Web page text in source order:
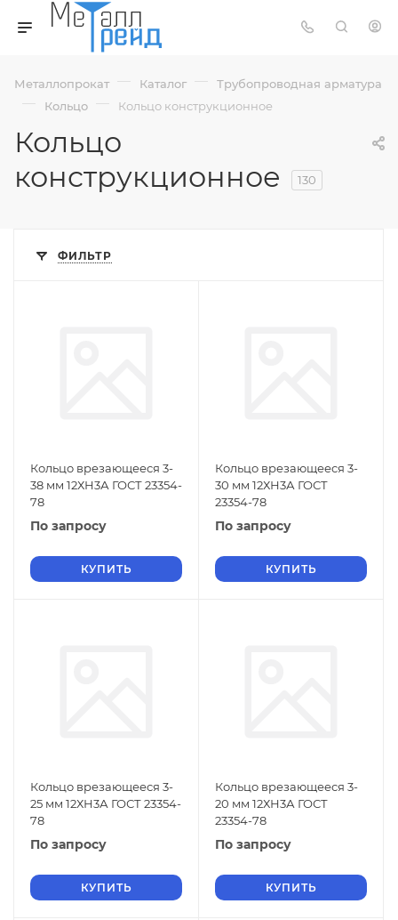
Металлопрокат — Каталог — Трубопроводная арматура
— Кольцо — Кольцо конструкционное
Кольцо
конструкционное
130
ФИЛЬТР
Кольцо врезающееся 3-
38 мм 12ХН3А ГОСТ 23354-
78
По запросу
КУПИТЬ
Кольцо врезающееся 3-
30 мм 12ХН3А ГОСТ
23354-78
По запросу
КУПИТЬ
Кольцо врезающееся 3-
25 мм 12ХН3А ГОСТ 23354-
78
По запросу
КУПИТЬ
Кольцо врезающееся 3-
20 мм 12ХН3А ГОСТ
23354-78
По запросу
КУПИТЬ